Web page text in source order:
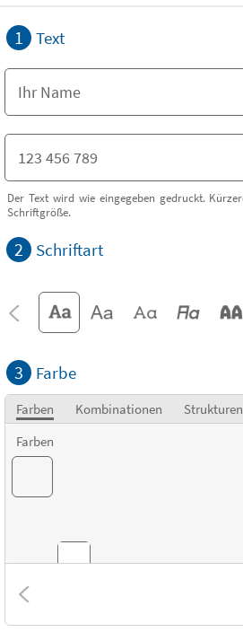
1 Text
Der Text wird wie eingegeben gedruckt.
Schriftgröße.
2 Schriftart
3 Farbe
Farben Kombinationen
Strukturen
Farben
Kombinationen